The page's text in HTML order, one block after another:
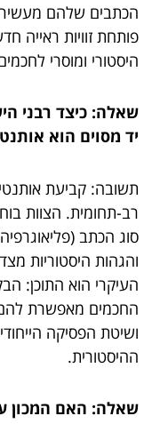
הכתבים שלהם
פותחת זוויות ראייה
היסטורי ומוסרי
שאלה: כיצד רבני
יד מסוים הוא
תשובה: קביעת
רב-תחומית. הצוות
סוג הכתב
והגהות היסטוריות
העיקרי הוא התוכן:
החכמים מאפשרת להם
ושיטת הפסיקה
ההיסטורית.
שאלה: האם המכון